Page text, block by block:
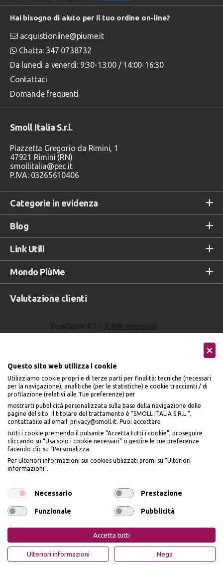
Categorie in evidenza
Blog
Link Utili
Mondo PiùMe
Hai bisogno di aiuto per il tuo ordine on-line?
acquistionline@piume.it
Chatta: 347 0738732
Da lunedì a venerdì: 9:30-13:00 / 14:00-16:30
Contattaci
Domande frequenti
Smoll Italia S.r.l.
Piazzetta Gregorio da Rimini, 1
47921 Rimini (RN)
smollitalia@pec.it
P.IVA: 03265610406
Valutazione clienti
Accettiamo
Seguici sui social
PiùMe è un marchio di PiùMe s.r.l. con sede legale in via
Aurelio Lampredi, n. 81 - 57121 Livorno (LI) - P.IVA
Privacy Policy Cookie Policy
Questo sito web utilizza i cookie
Utilizziamo cookie propri e di terze parti per finalità: tecniche (necessari
per la navigazione), analitiche (per le statistiche) e cookie traccianti / di
profilazione (relativi alle Tue preferenze) per
mostrarti pubblicità personalizzata sulla base della navigazione delle
pagine del sito. Il titolare del trattamento è “SMOLL ITALIA S.R.L.”,
contattabile all'email: privacy@smoll.it. Puoi accettare
tutti i cookie premendo il pulsante “Accetta tutti i cookie”, proseguire
cliccando su “Usa solo i cookie necessari" o gestire le tue preferenze
facendo clic su “Personalizza.
Per ulteriori informazioni sui cookies utilizzati premi su "Ulteriori
informazioni".
Necessario Prestazione
Funzionale Pubblicità
Accetta tutti
Ulteriori informazioni Nega
BENVENUTO DA
PIÙME
IL10% DI SCONTO
dell’art. 13 del Reg UE 2016/679 e presto il mio consenso a ricevere email
promozionali. In qualsiasi momento è possibile revocare il consenso
OTTIENI IL 10% DI SCONTO